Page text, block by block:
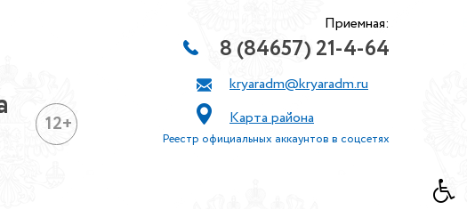
12+
Приемная:
8 (84657) 21-4-64
kryaradm@kryaradm.ru
Карта района
Реестр официальных аккаунтов в соцсетях